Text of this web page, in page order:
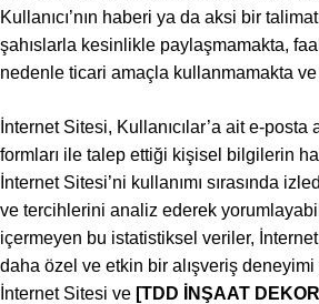
Kullanıcı’nın haberi ya da aksi bir
şahıslarla kesinlikle paylaşmamakta,
nedenle ticari amaçla kullanmamakta ve
İnternet Sitesi, Kullanıcılar’a ait e-
formları ile talep ettiği kişisel bilgilerin
İnternet Sitesi’ni kullanımı sırasında
ve tercihlerini analiz ederek
içermeyen bu istatistiksel veriler,
daha özel ve etkin bir alışveriş deneyimi
İnternet Sitesi ve [TDD İNŞAAT